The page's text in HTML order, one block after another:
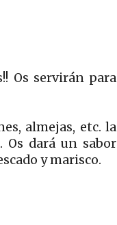
Os servirán para
almejas, etc. la
Os dará un sabor
y marisco.